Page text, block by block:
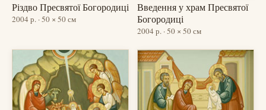
Різдво Пресвятої Богородиці
2004 р. · 50 × 50 см
Введення у храм Пресвятої
Богородиці
2004 р. · 50 × 50 см